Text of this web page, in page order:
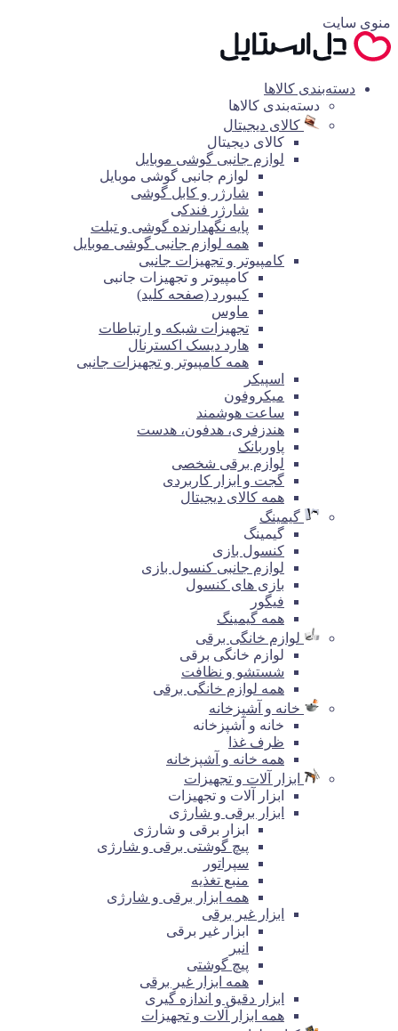
منوی سایت
دسته‌بندی کالاها
دسته‌بندی کالاها
کالای دیجیتال
کالای دیجیتال
لوازم جانبی گوشی موبایل
لوازم جانبی گوشی موبایل
شارژر و کابل گوشی
شارژر فندکی
پایه نگهدارنده گوشی و تبلت
همه لوازم جانبی گوشی موبایل
کامپیوتر و تجهیزات جانبی
کامپیوتر و تجهیزات جانبی
کیبورد (صفحه کلید)
ماوس
تجهیزات شبکه و ارتباطات
هارد دیسک اکسترنال
همه کامپیوتر و تجهیزات جانبی
اسپیکر
میکروفون
ساعت هوشمند
هندزفری، هدفون، هدست
پاوربانک
لوازم برقی شخصی
گجت و ابزار کاربردی
همه کالای دیجیتال
گیمینگ
گیمینگ
کنسول بازی
لوازم جانبی کنسول بازی
بازی های کنسول
فیگور
همه گیمینگ
لوازم خانگی برقی
لوازم خانگی برقی
شستشو و نظافت
همه لوازم خانگی برقی
خانه و آشپزخانه
خانه و آشپزخانه
ظرف غذا
همه خانه و آشپزخانه
ابزار آلات و تجهیزات
ابزار آلات و تجهیزات
ابزار برقی و شارژی
ابزار برقی و شارژی
پیچ گوشتی برقی و شارژی
سپراتور
منبع تغذیه
همه ابزار برقی و شارژی
ابزار غیر برقی
ابزار غیر برقی
انبر
پیچ گوشتی
همه ابزار غیر برقی
ابزار دقیق و اندازه گیری
همه ابزار آلات و تجهیزات